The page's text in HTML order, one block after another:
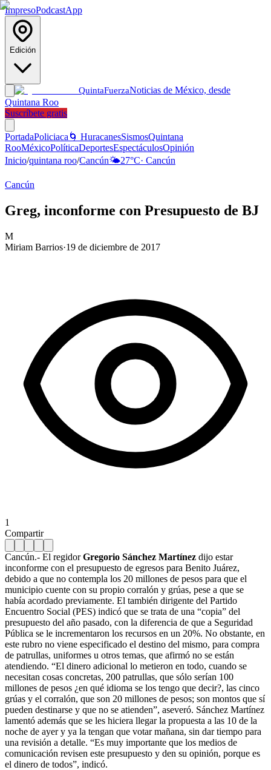
ImpresoPodcastApp
Edición
QuintaFuerzaNoticias de México, desde
Quintana Roo
Suscríbete gratis
PortadaPoliciaca 🌀 HuracanesSismosQuintana
RooMéxicoPolíticaDeportesEspectáculosOpinión
Inicio/quintana roo/Cancún🌤️27°C· Cancún
Cancún
Greg, inconforme con Presupuesto de BJ
M
Miriam Barrios·19 de diciembre de 2017
1
Compartir
Cancún.- El regidorGregorio Sánchez Martínez dijo estar
inconforme con el presupuesto de egresos para Benito Juárez,
debido a que no contempla los 20 millones de pesos para que el
municipio cuente con su propio corralón y grúas, pese a que se
había acordado previamente. El también dirigente del Partido
Encuentro Social (PES) indicó que se trata de una “copia” del
presupuesto del año pasado, con la diferencia de que a Seguridad
Pública se le incrementaron los recursos en un 20%. No obstante, en
este rubro no viene especificado el destino del mismo, para compra
de patrullas, uniformes u otros temas, que afirmó no se están
atendiendo. “El dinero adicional lo metieron en todo, cuando se
necesitan cosas concretas, 200 patrullas, que sólo serían 100
millones de pesos ¿en qué idioma se los tengo que decir?, las cinco
grúas y el corralón, que son 20 millones de pesos; son montos que sí
pueden destinarse y que no se atienden”, aseveró. Sánchez Martínez
lamentó además que se les hiciera llegar la propuesta a las 10 de la
noche de ayer y ya la tengan que votar mañana, sin dar tiempo para
una revisión a detalle. “Es muy importante que los medios de
comunicación revisen este presupuesto y den su opinión, porque es
el dinero de todos”, indicó.